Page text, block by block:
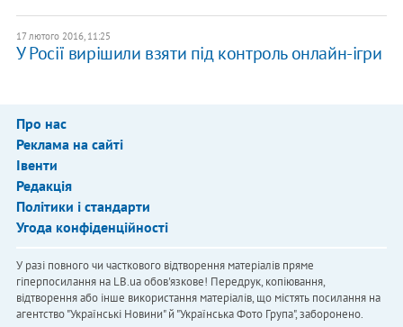
17 лютого 2016, 11:25
У Росії вирішили взяти під контроль онлайн-ігри
Про нас
Реклама на сайті
Івенти
Редакція
Політики і стандарти
Угода конфіденційності
У разі повного чи часткового відтворення матеріалів пряме
гіперпосилання на LB.ua обов'язкове! Передрук, копіювання,
відтворення або інше використання матеріалів, що містять посилання на
агентство "Українськi Новини" й "Українська Фото Група", заборонено.